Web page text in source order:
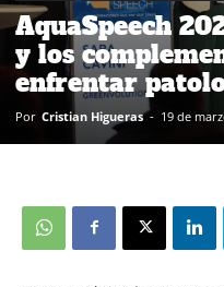
AquaSpeech
y los
enfrentar
Por Cristian Higueras - 19 de